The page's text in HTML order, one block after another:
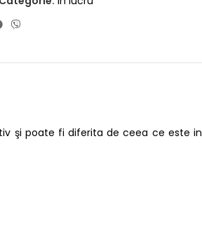
şi poate fi diferita de ceea ce este in